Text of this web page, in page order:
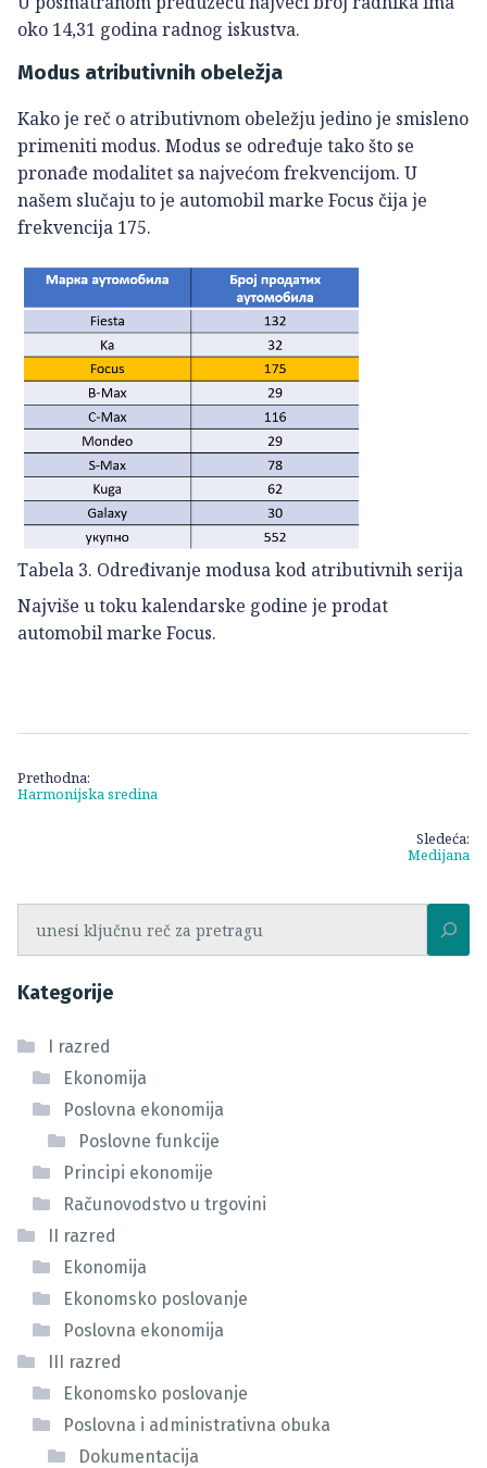
oko 14,31 godina radnog iskustva.
Modus atributivnih obeležja
Kako je reč o atributivnom obeležju jedino je smisleno
primeniti modus. Modus se određuje tako što se
pronađe modalitet sa najvećom frekvencijom. U
našem slučaju to je automobil marke Focus čija je
frekvencija 175.
Tabela 3. Određivanje modusa kod atributivnih serija
Najviše u toku kalendarske godine je prodat
automobil marke Focus.
Kretanje
članka
Prethodna:
Harmonijska sredina
Sledeća:
Medijana
Kategorije
I razred
Ekonomija
Poslovna ekonomija
Poslovne funkcije
Principi ekonomije
Računovodstvo u trgovini
II razred
Ekonomija
Ekonomsko poslovanje
Poslovna ekonomija
III razred
Ekonomsko poslovanje
Poslovna i administrativna obuka
Dokumentacija